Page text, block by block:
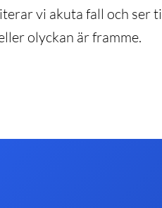
vi akuta fall och ser
olyckan är framme.